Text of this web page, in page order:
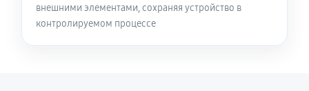
внешними элементами, сохраняя устройство в
контролируемом процессе